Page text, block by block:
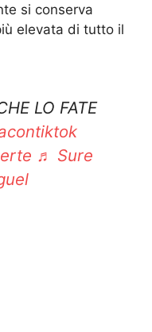
si conserva
elevata di tutto il
LO FATE
♬ Sure